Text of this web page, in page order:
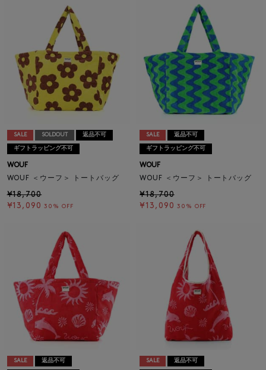
SALE SOLDOUT 返品不可
ギフトラッピング不可
WOUF
WOUF ＜ウーフ＞ トートバッグ
¥18,700
¥13,090 30% OFF
SALE 返品不可
ギフトラッピング不可
WOUF
WOUF ＜ウーフ＞ トートバッグ
¥18,700
¥13,090 30% OFF
SALE 返品不可 SALE 返品不可